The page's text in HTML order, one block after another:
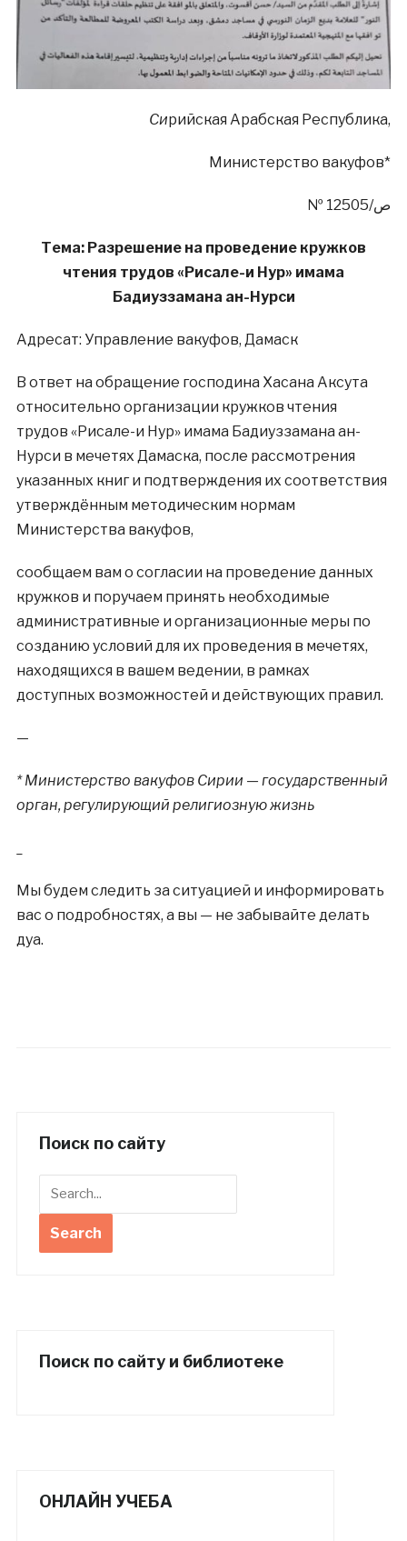
Сирийская Арабская Республика,
Министерство вакуфов*
№ 12505/ص
Тема: Разрешение на проведение кружков
чтения трудов «Рисале-и Нур» имама
Бадиуззамана ан-Нурси
Адресат: Управление вакуфов, Дамаск
В ответ на обращение господина Хасана Аксута
относительно организации кружков чтения
трудов «Рисале-и Нур» имама Бадиуззамана ан-
Нурси в мечетях Дамаска, после рассмотрения
указанных книг и подтверждения их соответствия
утверждённым методическим нормам
Министерства вакуфов,
сообщаем вам о согласии на проведение данных
кружков и поручаем принять необходимые
административные и организационные меры по
созданию условий для их проведения в мечетях,
находящихся в вашем ведении, в рамках
доступных возможностей и действующих правил.
—
* Министерство вакуфов Сирии — государственный
орган, регулирующий религиозную жизнь
Мы будем следить за ситуацией и информировать
вас о подробностях, а вы — не забывайте делать
дуа.
Поиск по сайту
Поиск по сайту и библиотеке
ОНЛАЙН УЧЕБА